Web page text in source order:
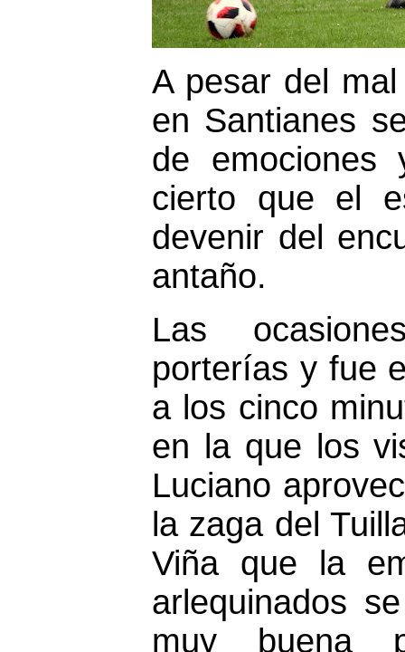
A pesar del
en Santianes
de
cierto que el
devenir del
antaño.
Las
porterías y fue
a los cinco
en la que los
Luciano
la zaga del
Viña que la
arlequinados
muy buena